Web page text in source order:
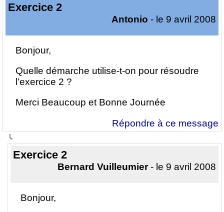
Exercice 2
Antonio - le 9 avril 2008
Bonjour,
Quelle démarche utilise-t-on pour résoudre
l’exercice 2 ?
Merci Beaucoup et Bonne Journée
Répondre à ce message
Exercice 2
Bernard Vuilleumier- le 9 avril 2008
Bonjour,